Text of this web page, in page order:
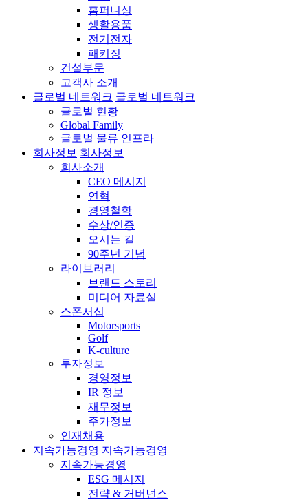
홈퍼니싱
생활용품
전기전자
패키징
건설부문
고객사 소개
글로벌 네트워크 글로벌 네트워크
글로벌 현황
Global Family
글로벌 물류 인프라
회사정보 회사정보
회사소개
CEO 메시지
연혁
경영철학
수상/인증
오시는 길
90주년 기념
라이브러리
브랜드 스토리
미디어 자료실
스폰서십
Motorsports
Golf
K-culture
투자정보
경영정보
IR 정보
재무정보
주가정보
인재채용
지속가능경영 지속가능경영
지속가능경영
ESG 메시지
전략 & 거버넌스